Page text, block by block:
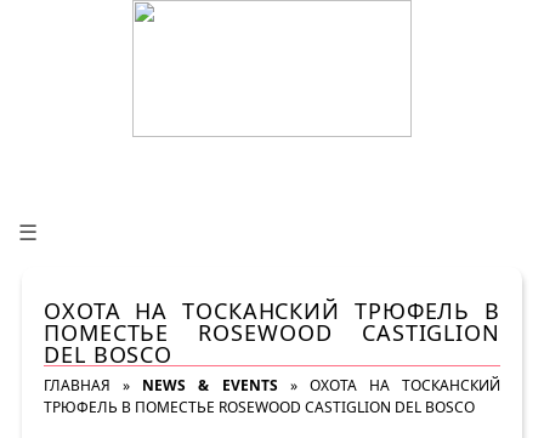
☰
ОХОТА НА ТОСКАНСКИЙ ТРЮФЕЛЬ В
ПОМЕСТЬЕ ROSEWOOD CASTIGLION
DEL BOSCO
ГЛАВНАЯ » NEWS & EVENTS » ОХОТА НА ТОСКАНСКИЙ
ТРЮФЕЛЬ В ПОМЕСТЬЕ ROSEWOOD CASTIGLION DEL BOSCO